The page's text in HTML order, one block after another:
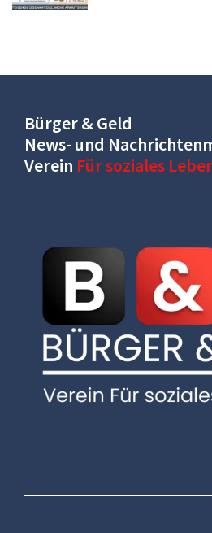
Bürger & Geld
News- und
Verein Für soziales